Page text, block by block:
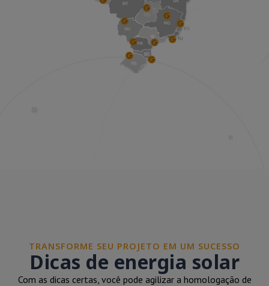
TRANSFORME SEU PROJETO EM UM SUCESSO
Dicas de energia solar
Com as dicas certas, você pode agilizar a homologação de